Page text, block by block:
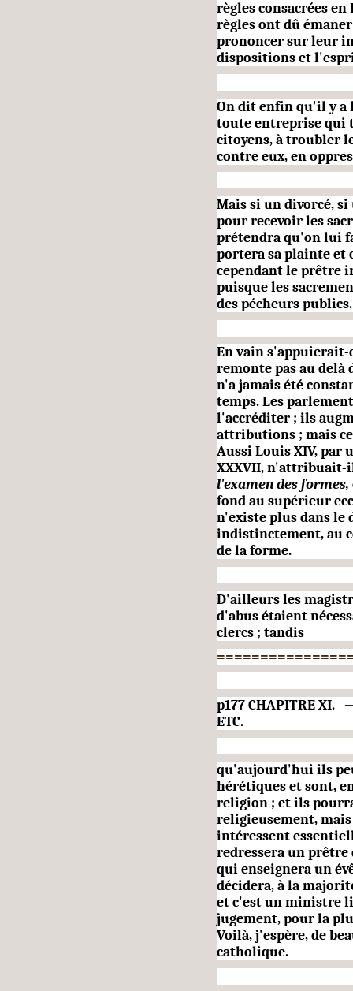
règles consacrées en
règles ont dû
prononcer sur leur
dispositions et
On dit enfin qu'il y a
toute entreprise qui
citoyens, à trou­bler
contre eux, en
Mais si un divorcé,
pour rece­voir les
prétendra qu'on lui
portera sa plainte et
cependant le prêtre
puisque les
des pécheurs publics.
En vain s'appuierait-
remonte pas au delà
n'a jamais été
temps. Les
l'accréditer ; ils
attributions ; mais
Aussi Louis XIV, par
XXXVII, n'attribuait-
l'examen desformes,
fond au supérieur
n'existe plus dans
indistinctement, au
de la forme.
D'ailleurs les
d'abus étaient
clercs ; tandis
p177 CHAPITRE XI.
ETC.
qu'aujourd'hui ils
hérétiques et sont,
religion ; et ils
religieusement,
intéressent
redressera un prêtre
qui enseignera un
décidera, à la
et c'est un ministre
jugement, pour la
Voilà, j'espère, de
catholique.